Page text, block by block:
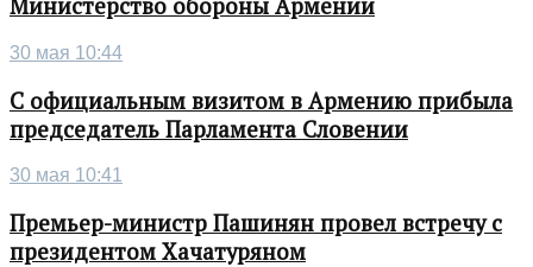
Министерство обороны Армении
30 мая 10:44
С официальным визитом в Армению прибыла
председатель Парламента Словении
30 мая 10:41
Премьер-министр Пашинян провел встречу с
президентом Хачатуряном